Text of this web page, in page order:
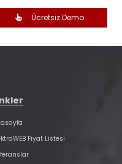
Ücretsiz Demo
Fiyat Listesi